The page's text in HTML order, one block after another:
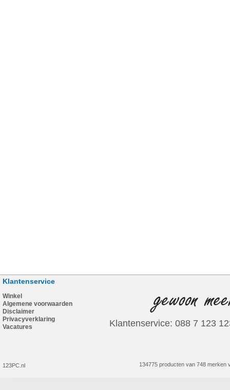
Klantenservice
Winkel
Algemene voorwaarden
Disclaimer
Privacyverklaring
Vacatures
123PC.nl
Klantenservice: 088 7 123
134775 producten van 748 merken